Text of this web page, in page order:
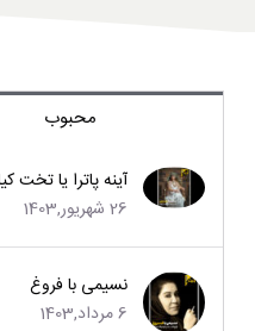
محبوب
آینه پاترا یا تخت
26 شهریور,1403
نسیمی با فروغ
6 مرداد,1403